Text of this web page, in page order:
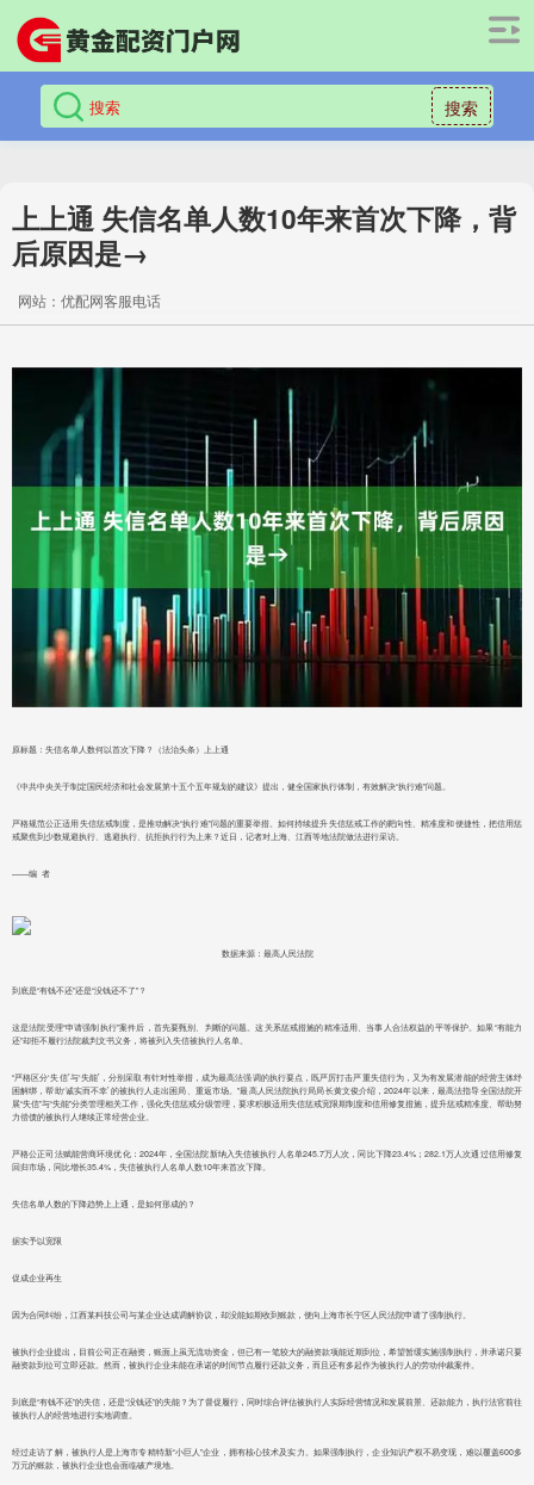
搜索
上上通 失信名单人数10年来首次下降，背
后原因是→
网站：优配网客服电话
原标题：失信名单人数何以首次下降？（法治头条）上上通
《中共中央关于制定国民经济和社会发展第十五个五年规划的建议》提出，健全国家执行体制，有效解决“执行难”问题。
严格规范公正适用失信惩戒制度，是推动解决“执行难”问题的重要举措。如何持续提升失信惩戒工作的靶向性、精准度和便捷性，把信用惩
戒聚焦到少数规避执行、逃避执行、抗拒执行行为上来？近日，记者对上海、江西等地法院做法进行采访。
——编 者
数据来源：最高人民法院
到底是“有钱不还”还是“没钱还不了”？
这是法院受理“申请强制执行”案件后，首先要甄别、判断的问题。这关系惩戒措施的精准适用、当事人合法权益的平等保护。如果“有能力
还”却拒不履行法院裁判文书义务，将被列入失信被执行人名单。
“严格区分‘失信’与‘失能’，分别采取有针对性举措，成为最高法强调的执行要点，既严厉打击严重失信行为，又为有发展潜能的经营主体纾
困解绑，帮助‘诚实而不幸’的被执行人走出困局、重返市场。”最高人民法院执行局局长黄文俊介绍，2024年以来，最高法指导全国法院开
展“失信”与“失能”分类管理相关工作，强化失信惩戒分级管理，要求积极适用失信惩戒宽限期制度和信用修复措施，提升惩戒精准度、帮助努
力偿债的被执行人继续正常经营企业。
严格公正司法赋能营商环境优化：2024年，全国法院新纳入失信被执行人名单245.7万人次，同比下降23.4%；282.1万人次通过信用修复
回归市场，同比增长35.4%，失信被执行人名单人数10年来首次下降。
失信名单人数的下降趋势上上通，是如何形成的？
据实予以宽限
促成企业再生
因为合同纠纷，江西某科技公司与某企业达成调解协议，却没能如期收到账款，便向上海市长宁区人民法院申请了强制执行。
被执行企业提出，目前公司正在融资，账面上虽无流动资金，但已有一笔较大的融资款项能近期到位，希望暂缓实施强制执行，并承诺只要
融资款到位可立即还款。然而，被执行企业未能在承诺的时间节点履行还款义务，而且还有多起作为被执行人的劳动仲裁案件。
到底是“有钱不还”的失信，还是“没钱还”的失能？为了督促履行，同时综合评估被执行人实际经营情况和发展前景、还款能力，执行法官前往
被执行人的经营地进行实地调查。
经过走访了解，被执行人是上海市专精特新“小巨人”企业，拥有核心技术及实力。如果强制执行，企业知识产权不易变现，难以覆盖600多
万元的账款，被执行企业也会面临破产境地。